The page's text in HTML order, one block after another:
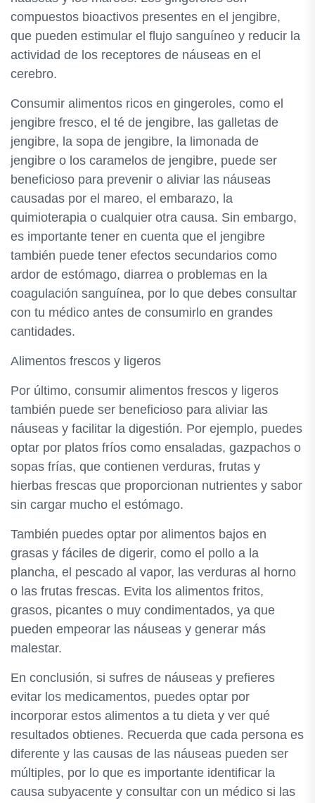
compuestos bioactivos presentes en el jengibre,
que pueden estimular el flujo sanguíneo y reducir la
actividad de los receptores de náuseas en el
cerebro.
Consumir alimentos ricos en gingeroles, como el
jengibre fresco, el té de jengibre, las galletas de
jengibre, la sopa de jengibre, la limonada de
jengibre o los caramelos de jengibre, puede ser
beneficioso para prevenir o aliviar las náuseas
causadas por el mareo, el embarazo, la
quimioterapia o cualquier otra causa. Sin embargo,
es importante tener en cuenta que el jengibre
también puede tener efectos secundarios como
ardor de estómago, diarrea o problemas en la
coagulación sanguínea, por lo que debes consultar
con tu médico antes de consumirlo en grandes
cantidades.
Alimentos frescos y ligeros
Por último, consumir alimentos frescos y ligeros
también puede ser beneficioso para aliviar las
náuseas y facilitar la digestión. Por ejemplo, puedes
optar por platos fríos como ensaladas, gazpachos o
sopas frías, que contienen verduras, frutas y
hierbas frescas que proporcionan nutrientes y sabor
sin cargar mucho el estómago.
También puedes optar por alimentos bajos en
grasas y fáciles de digerir, como el pollo a la
plancha, el pescado al vapor, las verduras al horno
o las frutas frescas. Evita los alimentos fritos,
grasos, picantes o muy condimentados, ya que
pueden empeorar las náuseas y generar más
malestar.
En conclusión, si sufres de náuseas y prefieres
evitar los medicamentos, puedes optar por
incorporar estos alimentos a tu dieta y ver qué
resultados obtienes. Recuerda que cada persona es
diferente y las causas de las náuseas pueden ser
múltiples, por lo que es importante identificar la
causa subyacente y consultar con un médico si las